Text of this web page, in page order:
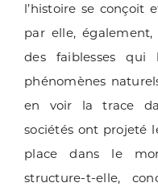
l’histoire se conçoit
par elle,
des faiblesses qui
phénomènes
en voir la trace
sociétés ont projeté
place dans le
structure-t-elle,